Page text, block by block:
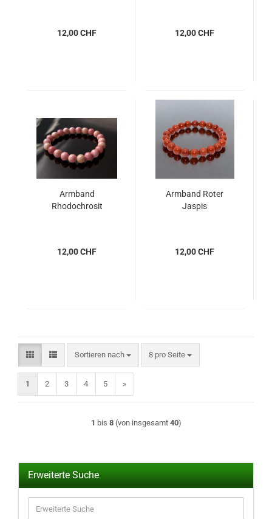
12,00 CHF 12,00 CHF
Armband
Rhodochrosit
12,00 CHF
Armband Roter
Jaspis
12,00 CHF
Sortieren nach
Sortieren nach 8 pro Seite
pro Seite
1 2 3 4 5 »
1 bis 8(von insgesamt 40)
Erweiterte Suche
Suche